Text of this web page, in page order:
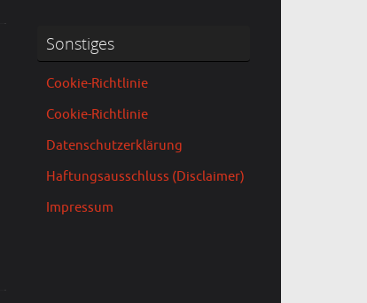
Sonstiges
Cookie-Richtlinie
Cookie-Richtlinie
Datenschutzerklärung
Haftungsausschluss (Disclaimer)
Impressum